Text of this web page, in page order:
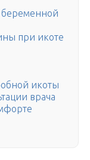
беременной
при икоте
икоты
врача